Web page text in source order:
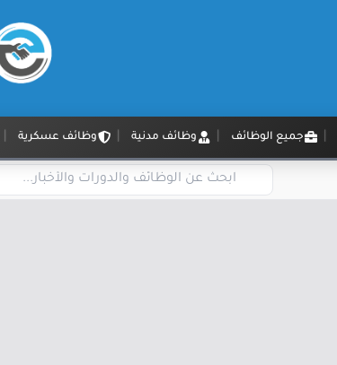
جميع الوظائف وظائف مدنية وظائف عسكرية